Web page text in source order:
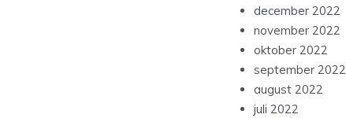
december 2022
november 2022
oktober 2022
september 2022
august 2022
juli 2022